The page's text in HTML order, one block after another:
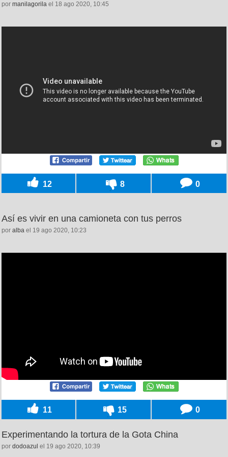
por manilagorila el 18 ago 2020, 10:45
12 8 0
Así es vivir en una camioneta con tus perros
por alba el 19 ago 2020, 10:23
11 15 0
Experimentando la tortura de la Gota China
por dodoazul el 19 ago 2020, 10:39